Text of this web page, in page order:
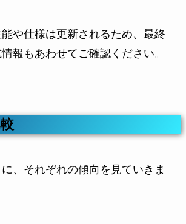
や仕様は更新されるため、最終
報もあわせてご確認ください。
、それぞれの傾向を見ていきま